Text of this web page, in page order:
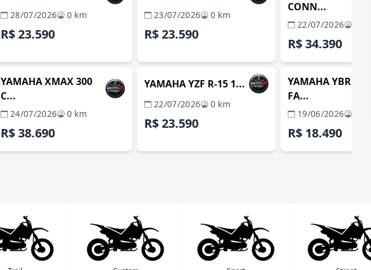
28/07/2026 0 km
R$ 23.590
REVENDA VERIFICADA
YAMAHA XMAX 300
C...
24/07/2026 0 km
R$ 38.690
23/07/2026 0 km
R$ 23.590
REVENDA VERIFICADA
YAMAHA YZF R-15 1...
22/07/2026 0 km
R$ 23.590
CONN...
22/07/2026
R$ 34.390
REVENDA
YAMAHA YBR 150
FA...
19/06/2026
R$ 18.490